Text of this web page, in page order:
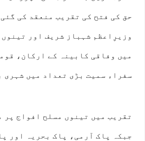
حق کی فتح کی تقریب منعقد کی
وزیرِاعظم شہباز شریف اور
میں وفاقی کابینہ کے ارکان،
سفراء سمیت بڑی تعداد میں شہری
تقریب میں تینوں مسلح افواج پر
جبکہ پاک آرمی، پاک بحریہ اور